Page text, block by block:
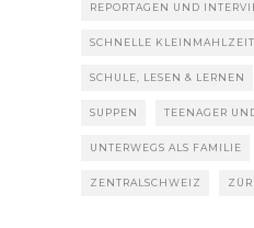
REPORTAGEN UND
SCHNELLE
SCHULE, LESEN & LERNEN
SUPPEN TEENAGER
UNTERWEGS ALS FAMILIE
ZENTRALSCHWEIZ